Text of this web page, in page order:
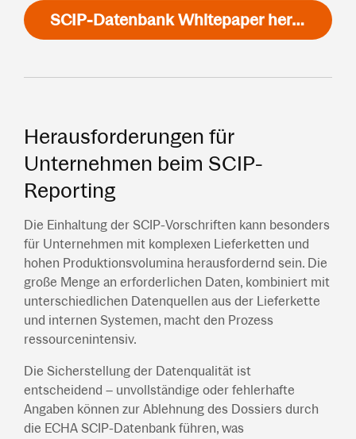
SCIP-Datenbank Whitepaper herunterladen
Herausforderungen für
Unternehmen beim SCIP-
Reporting
Die Einhaltung der SCIP-Vorschriften kann besonders
für Unternehmen mit komplexen Lieferketten und
hohen Produktionsvolumina herausfordernd sein. Die
große Menge an erforderlichen Daten, kombiniert mit
unterschiedlichen Datenquellen aus der Lieferkette
und internen Systemen, macht den Prozess
ressourcenintensiv.
Die Sicherstellung der Datenqualität ist
entscheidend – unvollständige oder fehlerhafte
Angaben können zur Ablehnung des Dossiers durch
die ECHA SCIP-Datenbank führen, was